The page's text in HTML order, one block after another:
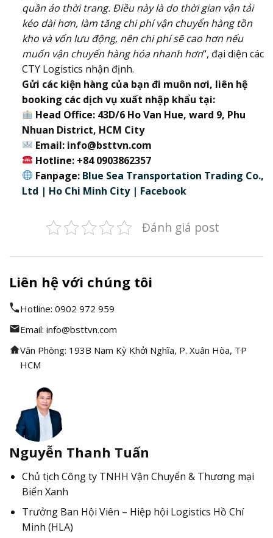
quần áo thời trang. Điều này là do thời gian vận tải
kéo dài hơn, làm tăng chi phí vận chuyển hàng tồn
kho và vốn lưu động, nên chi phí sẽ cao hơn nếu
muốn vận chuyển hàng hóa nhanh hơn“, đại diện các
CTY Logistics nhận định.
Gửi các kiện hàng của bạn đi muôn nơi, liên hệ
booking các dịch vụ xuất nhập khẩu tại:
Head Office: 43D/6 Ho Van Hue, ward 9, Phu
Nhuan District, HCM City
Email: info@bsttvn.com
Hotline: +84 0903862357
Fanpage: Blue Sea Transportation Trading Co.,
Ltd | Ho Chi Minh City | Facebook
Đánh giá post
Liên hệ với chúng tôi
Hotline: 0902 972 959
Email: info@bsttvn.com
Văn Phòng: 193B Nam Kỳ Khởi Nghĩa, P. Xuân Hòa, TP
HCM
Nguyễn Thanh Tuấn
Chủ tịch Công ty TNHH Vận Chuyển & Thương mại
Biển Xanh
Trưởng Ban Hội Viên – Hiệp hội Logistics Hồ Chí
Minh (HLA)